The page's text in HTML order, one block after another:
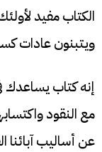
الكتاب مفيد
ويتبنون عادات
إنه كتاب يساعدك
مع النقود
عن أساليب آبائنا